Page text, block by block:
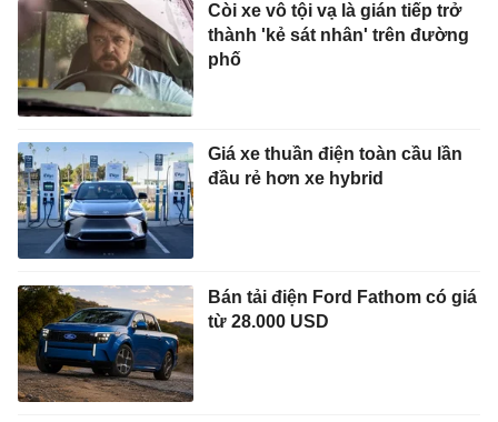
Còi xe vô tội vạ là gián tiếp trở
thành 'kẻ sát nhân' trên đường
phố
Giá xe thuần điện toàn cầu lần
đầu rẻ hơn xe hybrid
Bán tải điện Ford Fathom có giá
từ 28.000 USD